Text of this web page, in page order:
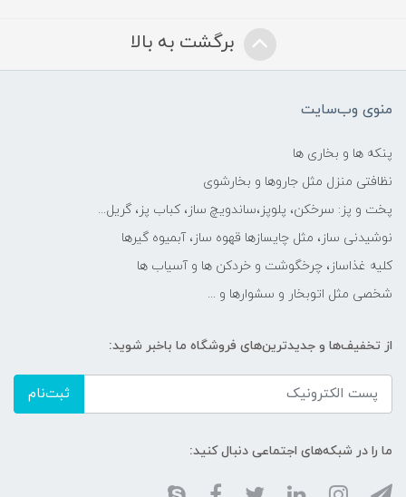
برگشت به بالا
منوی وب‌سایت
پنکه ها و بخاری ها
نظافتی منزل مثل جاروها و بخارشوی
پخت و پز: سرخکن، پلوپز،ساندویچ ساز، کباب پز، گریل...
نوشیدنی ساز، مثل چایسازها قهوه ساز، آبمیوه گیرها
کلیه غذاساز، چرخگوشت و خردکن ها و آسیاب ها
شخصی مثل اتوبخار و سشوارها و ...
از تخفیف‌ها و جدیدترین‌های فروشگاه ما باخبر شوید:
ثبت‌نام
ما را در شبکه‌های اجتماعی دنبال کنید: